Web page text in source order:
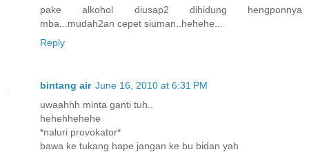
pake alkohol diusap2 dihidung hengponnya
mba...mudah2an cepet siuman..hehehe...
Reply
bintang air June 16, 2010 at 6:31 PM
uwaahhh minta ganti tuh..
hehehhehehe
*naluri provokator*
bawa ke tukang hape jangan ke bu bidan yah